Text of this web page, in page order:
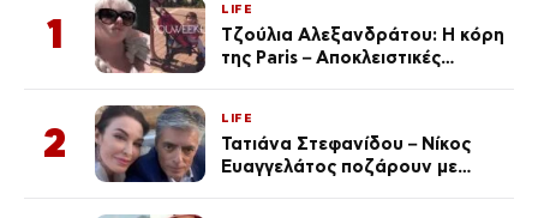
1
LIFE
Τζούλια Αλεξανδράτου: Η κόρη
της Paris – Αποκλειστικές
2
LIFE
Τατιάνα Στεφανίδου – Νίκος
Ευαγγελάτος ποζάρουν με